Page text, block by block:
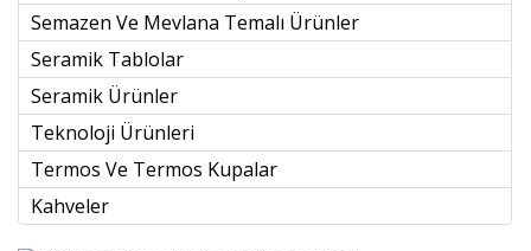
Semazen Ve Mevlana Temalı Ürünler
Seramik Tablolar
Seramik Ürünler
Teknoloji Ürünleri
Termos Ve Termos Kupalar
Kahveler